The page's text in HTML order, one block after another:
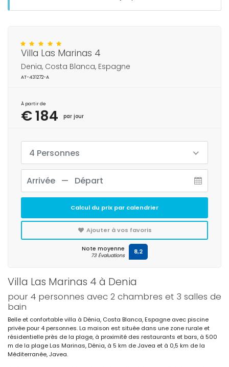
Villa Las Marinas 4 à Denia
pour 4 personnes avec 2 chambres et 3 salles de
bain
Belle et confortable villa à Dénia, Costa Blanca, Espagne avec piscine
privée pour 4 personnes. La maison est située dans une zone rurale et
résidentielle près de la plage, à proximité des restaurants et bars, à 500
m de la plage Las Marinas, Dénia, à 5 km de Javea et à 0,5 km de la
Méditerranée, Javea.
Villa Las Marinas 4
Denia, Costa Blanca, Espagne
AT-431272-A
À partir de
€ 184 par jour
4 Personnes
Calcul du prix par calendrier
Ajouter à vos favoris
Note moyenne
73 Évaluations 8,2